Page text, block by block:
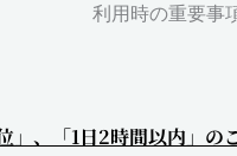
利用時の重要事
」、「1日2時間以内」の